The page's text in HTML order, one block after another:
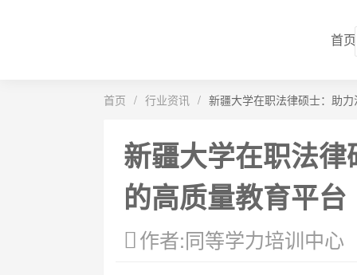
首页
首页 / 行业资讯 / 新疆大学在职法律硕士：助
新疆大学在职法
的高质量教育平台
作者:同等学力培训中心